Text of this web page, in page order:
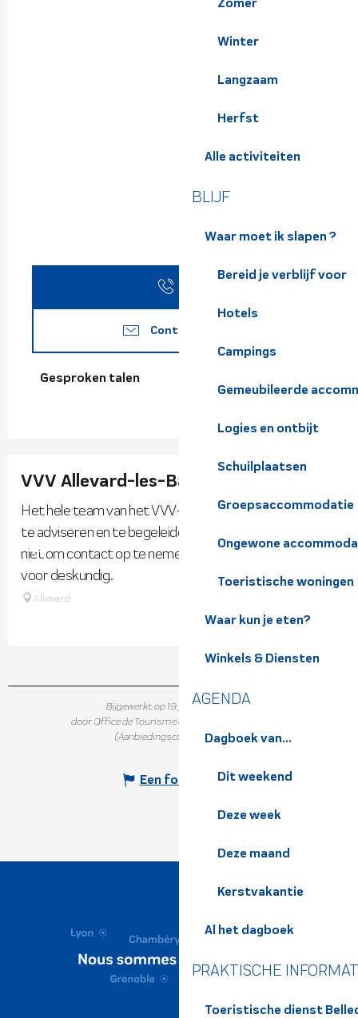
Winter
Langzaam
Herfst
Alle activiteiten
BLIJF
Waar moet ik slapen ?
Bereid je verblijf voor
Hotels
Campings
Gemeubileerde
Logies en ontbijt
Schuilplaatsen
Groepsaccommodatie
Ongewone
Toeristische woningen
Waar kun je eten?
Winkels & Diensten
AGENDA
Dagboek van...
Dit weekend
Deze week
Deze maand
Kerstvakantie
Al het dagboek
PRAKTISCHE
Toeristische dienst
Contacteer ons
Gesproken talen
Gesproken talen
VVV Allevard-les-Bains
Het hele team van het VVV-kantoor staat klaar om je
te adviseren en te begeleiden tijdens je verblijf. Aarzel
niet om contact op te nemen met het VVV-kantoor
voor deskundig...
Allevard
Bijgewerkt op 19 juni 2026 in 10:21
door Office de Tourisme de Belledonne Chartreuse
(Aanbiedingscode :
5986689)
Een fout melden